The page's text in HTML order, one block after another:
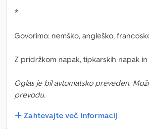
*
Govorimo: nemško, angleško,
Z pridržkom napak, tipkarskih napak
Oglas je bil avtomatsko preveden.
prevodu.
Zahtevajte več informacij